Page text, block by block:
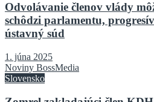
Odvolávanie členov vlády
schôdzi parlamentu,
ústavný súd
1. júna 2025
Noviny BossMedia
Slovensko